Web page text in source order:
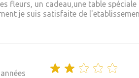
fleurs, un cadeau,une table
je suis satisfaite de